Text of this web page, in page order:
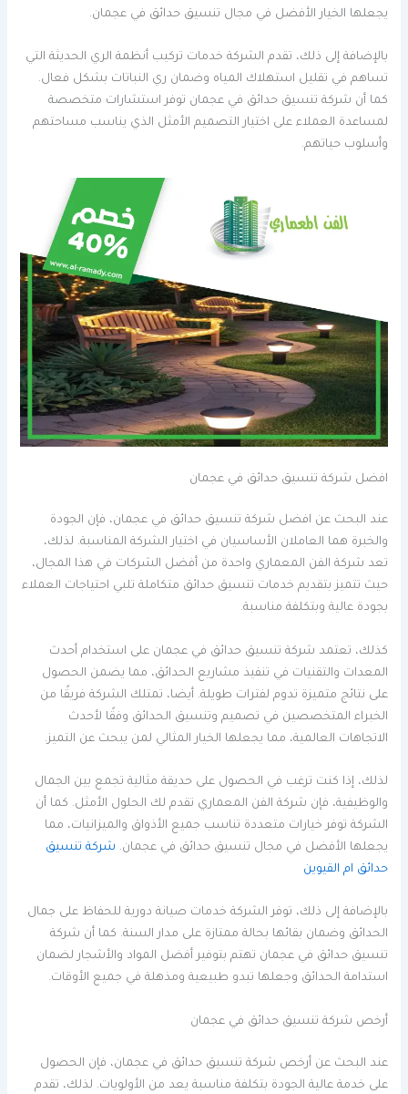
يجعلها الخيار الأفضل في مجال تنسيق حدائق في عجمان.
بالإضافة إلى ذلك، تقدم الشركة خدمات تركيب أنظمة الري الحديثة التي
تساهم في تقليل استهلاك المياه وضمان ري النباتات بشكل فعال.
كما أن شركة تنسيق حدائق في عجمان توفر استشارات متخصصة
لمساعدة العملاء على اختيار التصميم الأمثل الذي يناسب مساحتهم
وأسلوب حياتهم.
افضل شركة تنسيق حدائق في عجمان
عند البحث عن افضل شركة تنسيق حدائق في عجمان، فإن الجودة
والخبرة هما العاملان الأساسيان في اختيار الشركة المناسبة. لذلك،
تعد شركة الفن المعماري واحدة من أفضل الشركات في هذا المجال،
حيث تتميز بتقديم خدمات تنسيق حدائق متكاملة تلبي احتياجات العملاء
بجودة عالية وبتكلفة مناسبة.
كذلك، تعتمد شركة تنسيق حدائق في عجمان على استخدام أحدث
المعدات والتقنيات في تنفيذ مشاريع الحدائق، مما يضمن الحصول
على نتائج متميزة تدوم لفترات طويلة. أيضا، تمتلك الشركة فريقًا من
الخبراء المتخصصين في تصميم وتنسيق الحدائق وفقًا لأحدث
الاتجاهات العالمية، مما يجعلها الخيار المثالي لمن يبحث عن التميز.
لذلك، إذا كنت ترغب في الحصول على حديقة مثالية تجمع بين الجمال
والوظيفية، فإن شركة الفن المعماري تقدم لك الحلول الأمثل. كما أن
الشركة توفر خيارات متعددة تناسب جميع الأذواق والميزانيات، مما
يجعلها الأفضل في مجال تنسيق حدائق في عجمان. شركة تنسيق
حدائق ام القيوين
بالإضافة إلى ذلك، توفر الشركة خدمات صيانة دورية للحفاظ على جمال
الحدائق وضمان بقائها بحالة ممتازة على مدار السنة. كما أن شركة
تنسيق حدائق في عجمان تهتم بتوفير أفضل المواد والأشجار لضمان
استدامة الحدائق وجعلها تبدو طبيعية ومذهلة في جميع الأوقات.
أرخص شركة تنسيق حدائق في عجمان
عند البحث عن أرخص شركة تنسيق حدائق في عجمان، فإن الحصول
على خدمة عالية الجودة بتكلفة مناسبة يعد من الأولويات. لذلك، تقدم